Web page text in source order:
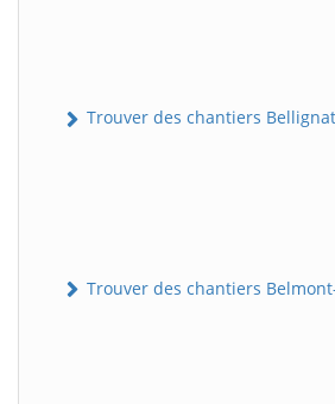
Trouver des chantiers Bellignat
Trouver des chantiers